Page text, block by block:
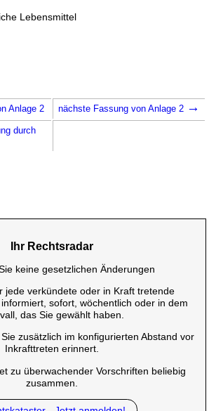
Lebensmittel
Anlage 2 nächste Fassung von Anlage 2 →
durch
Ihr Rechtsradar
keine gesetzlichen Änderungen
jede verkündete oder in Kraft tretende
sofort, wöchentlich oder in dem
das Sie gewählt haben.
zusätzlich im konfigurierten Abstand vor
Inkrafttreten erinnert.
zu überwachender Vorschriften beliebig
zusammen.